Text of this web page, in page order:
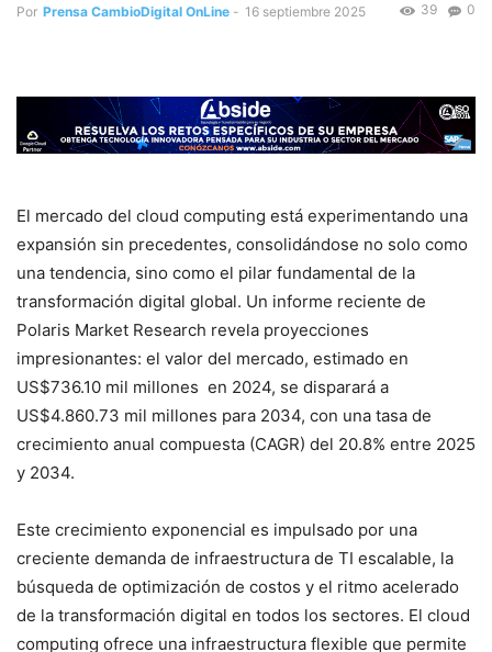
Por Prensa CambioDigital OnLine - 16 septiembre 2025 0
39
El mercado del cloud computing está experimentando una
expansión sin precedentes, consolidándose no solo como
una tendencia, sino como el pilar fundamental de la
transformación digital global. Un informe reciente de
Polaris Market Research revela proyecciones
impresionantes: el valor del mercado, estimado en
US$736.10 mil millones en 2024, se disparará a
US$4.860.73 mil millones para 2034, con una tasa de
crecimiento anual compuesta (CAGR) del 20.8% entre 2025
y 2034.
Este crecimiento exponencial es impulsado por una
creciente demanda de infraestructura de TI escalable, la
búsqueda de optimización de costos y el ritmo acelerado
de la transformación digital en todos los sectores. El cloud
computing ofrece una infraestructura flexible que permite